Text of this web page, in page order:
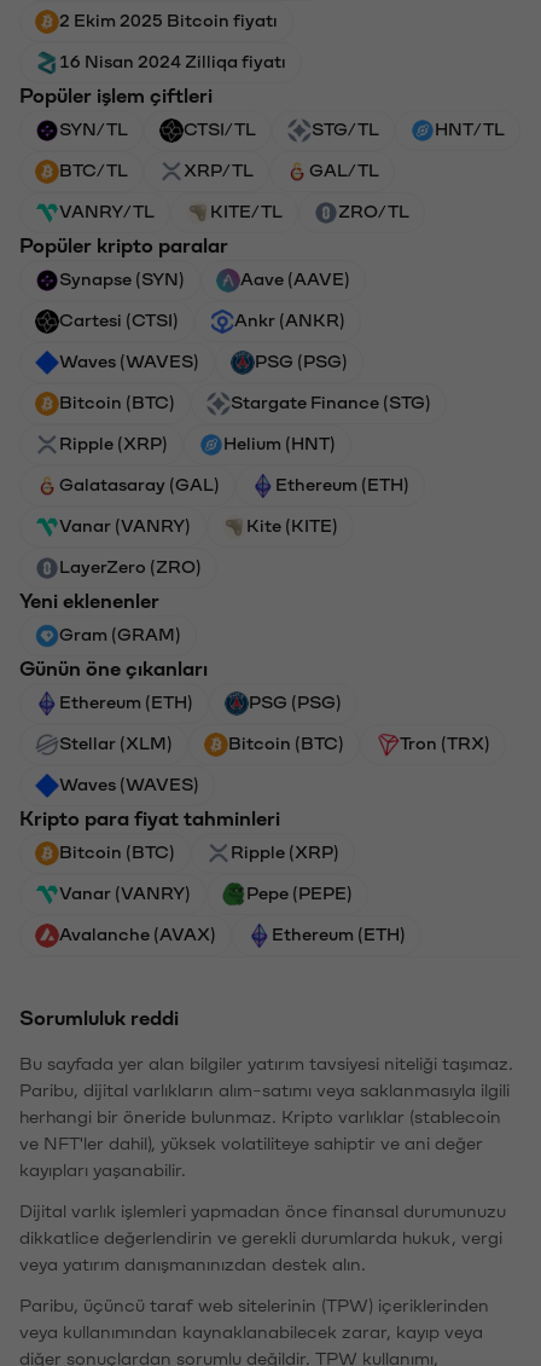
2 Ekim 2025 Bitcoin fiyatı
16 Nisan 2024 Zilliqa fiyatı
Popüler işlem çiftleri
SYN/TL CTSI/TL STG/TL HNT/TL
BTC/TL XRP/TL GAL/TL
VANRY/TL KITE/TL ZRO/TL
Popüler kripto paralar
Synapse (SYN) Aave (AAVE)
Cartesi (CTSI) Ankr (ANKR)
Waves (WAVES) PSG (PSG)
Bitcoin (BTC) Stargate Finance (STG)
Ripple (XRP) Helium (HNT)
Galatasaray (GAL) Ethereum (ETH)
Vanar (VANRY) Kite (KITE)
LayerZero (ZRO)
Yeni eklenenler
Gram (GRAM)
Günün öne çıkanları
Ethereum (ETH) PSG (PSG)
Stellar (XLM) Bitcoin (BTC) Tron (TRX)
Waves (WAVES)
Kripto para fiyat tahminleri
Bitcoin (BTC) Ripple (XRP)
Vanar (VANRY) Pepe (PEPE)
Avalanche (AVAX) Ethereum (ETH)
Sorumluluk reddi
Bu sayfada yer alan bilgiler yatırım tavsiyesi niteliği taşımaz.
Paribu, dijital varlıkların alım-satımı veya saklanmasıyla ilgili
herhangi bir öneride bulunmaz. Kripto varlıklar (stablecoin
ve NFT'ler dahil), yüksek volatiliteye sahiptir ve ani değer
kayıpları yaşanabilir.
Dijital varlık işlemleri yapmadan önce finansal durumunuzu
dikkatlice değerlendirin ve gerekli durumlarda hukuk, vergi
veya yatırım danışmanınızdan destek alın.
Paribu, üçüncü taraf web sitelerinin (TPW) içeriklerinden
veya kullanımından kaynaklanabilecek zarar, kayıp veya
diğer sonuçlardan sorumlu değildir. TPW kullanımı,